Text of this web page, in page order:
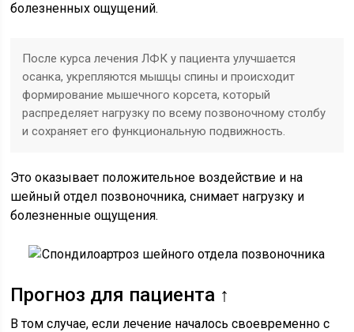
болезненных ощущений.
После курса лечения ЛФК у пациента улучшается
осанка, укрепляются мышцы спины и происходит
формирование мышечного корсета, который
распределяет нагрузку по всему позвоночному столбу
и сохраняет его функциональную подвижность.
Это оказывает положительное воздействие и на
шейный отдел позвоночника, снимает нагрузку и
болезненные ощущения.
Прогноз для пациента ↑
В том случае, если лечение началось своевременно с